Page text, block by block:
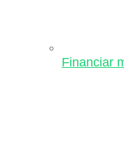
Financiar